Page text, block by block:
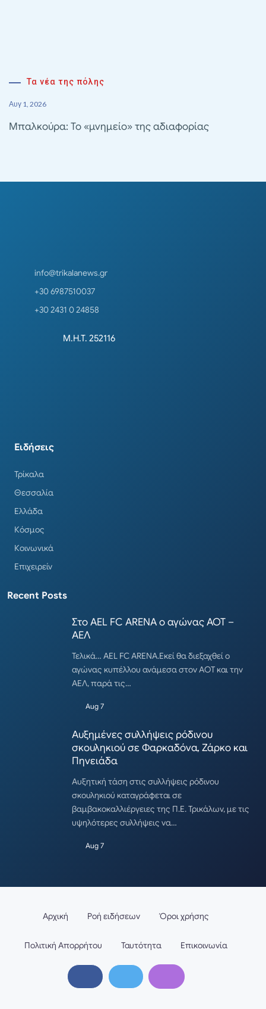
Τα νέα της πόλης
Αυγ 1, 2026
Μπαλκούρα: Το «μνημείο» της αδιαφορίας
info@trikalanews.gr
+30 6987510037
+30 2431 0 24858
Μ.Η.Τ. 252116
Ειδήσεις
Τρίκαλα
Θεσσαλία
Ελλάδα
Κόσμος
Κοινωνικά
Επιχειρείν
Recent Posts
Στο AEL FC ARENA ο αγώνας ΑΟΤ –
ΑΕΛ
Τελικά… AEL FC ARENA.Εκεί θα διεξαχθεί ο
αγώνας κυπέλλου ανάμεσα στον ΑΟΤ και την
ΑΕΛ, παρά τις…
Aug 7
Αυξημένες συλλήψεις ρόδινου
σκουληκιού σε Φαρκαδόνα, Ζάρκο και
Πηνειάδα
Αυξητική τάση στις συλλήψεις ρόδινου
σκουληκιού καταγράφεται σε
βαμβακοκαλλιέργειες της Π.Ε. Τρικάλων, με τις
υψηλότερες συλλήψεις να…
Aug 7
Αρχική Ροή ειδήσεων Όροι χρήσης
Πολιτική Απορρήτου Ταυτότητα Επικοινωνία